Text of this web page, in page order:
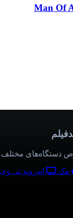
Man Of
دستگاه‌های مختلف
مک اندروید تی وی